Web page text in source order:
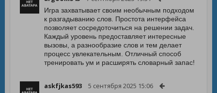
Игра захватывает своим необычным подходом
к разгадыванию слов. Простота интерфейса
позволяет сосредоточиться на решении задач.
Каждый уровень предоставляет интересные
вызовы, а разнообразие слов и тем делает
процесс увлекательным. Отличный способ
тренировать ум и расширять словарный запас!
askfjkas593 5 сентября 2025 15:06